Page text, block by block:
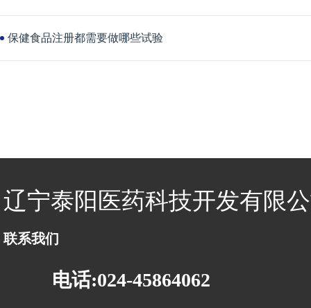
保健食品注册都需要做哪些试验
辽宁泰阳医药科技开发有限
联系我们
电话:024-45864062